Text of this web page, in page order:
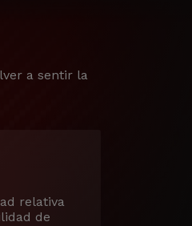
a sentir la
relativa
de